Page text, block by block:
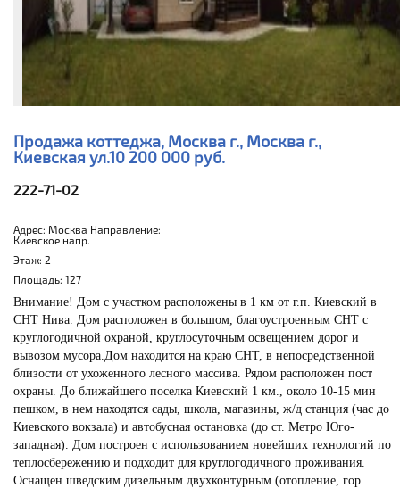
Продажа коттеджа, Москва г., Москва г.,
Киевская ул.10 200 000 руб.
222-71-02
Адрес: Москва Направление:
Киевское напр.
Этаж: 2
Площадь: 127
Внимание! Дом с участком расположены в 1 км от г.п. Киевский в
СНТ Нива. Дом расположен в большом, благоустроенным СНТ с
круглогодичной охраной, круглосуточным освещением дорог и
вывозом мусора.Дом находится на краю СНТ, в непосредственной
близости от ухоженного лесного массива. Рядом расположен пост
охраны. До ближайшего поселка Киевский 1 км., около 10-15 мин
пешком, в нем находятся сады, школа, магазины, ж/д станция (час до
Киевского вокзала) и автобусная остановка (до ст. Метро Юго-
западная). Дом построен с использованием новейших технологий по
теплосбережению и подходит для круглогодичного проживания.
Оснащен шведским дизельным двухконтурным (отопление, гор.